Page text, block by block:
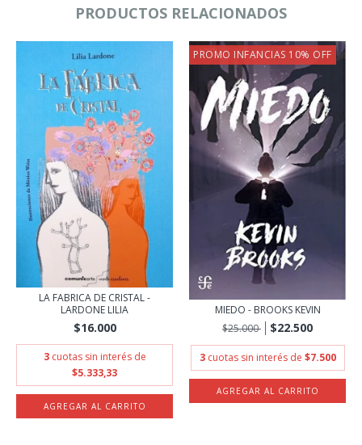
PRODUCTOS RELACIONADOS
LA FABRICA DE CRISTAL -
LARDONE LILIA
$16.000
3 cuotas sin interés de
$5.333,33
PROMO INFANCIAS 10% OFF
MIEDO - BROOKS KEVIN
$25.000
$22.500
3 cuotas sin interés de $7.500